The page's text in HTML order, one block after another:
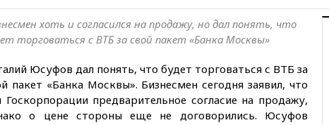
хоть и согласился на продажу, но дал понять, что
торговаться с ВТБ за свой пакет «Банка Москвы»
Юсуфов дал понять, что будет торговаться с ВТБ за
пакет «Банка Москвы». Бизнесмен сегодня заявил, что
Госкорпорации предварительное согласие на продажу,
о цене стороны еще не договорились. Юсуфов